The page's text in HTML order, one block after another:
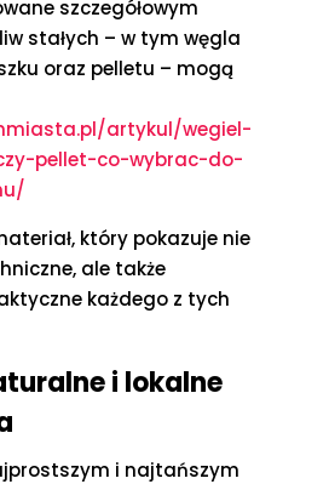
szczegółowym
stałych – w tym węgla
oraz pelletu – mogą
artykul/wegiel-
pellet-co-wybrac-do-
który pokazuje nie
ale także
każdego z tych
i lokalne
i najtańszym